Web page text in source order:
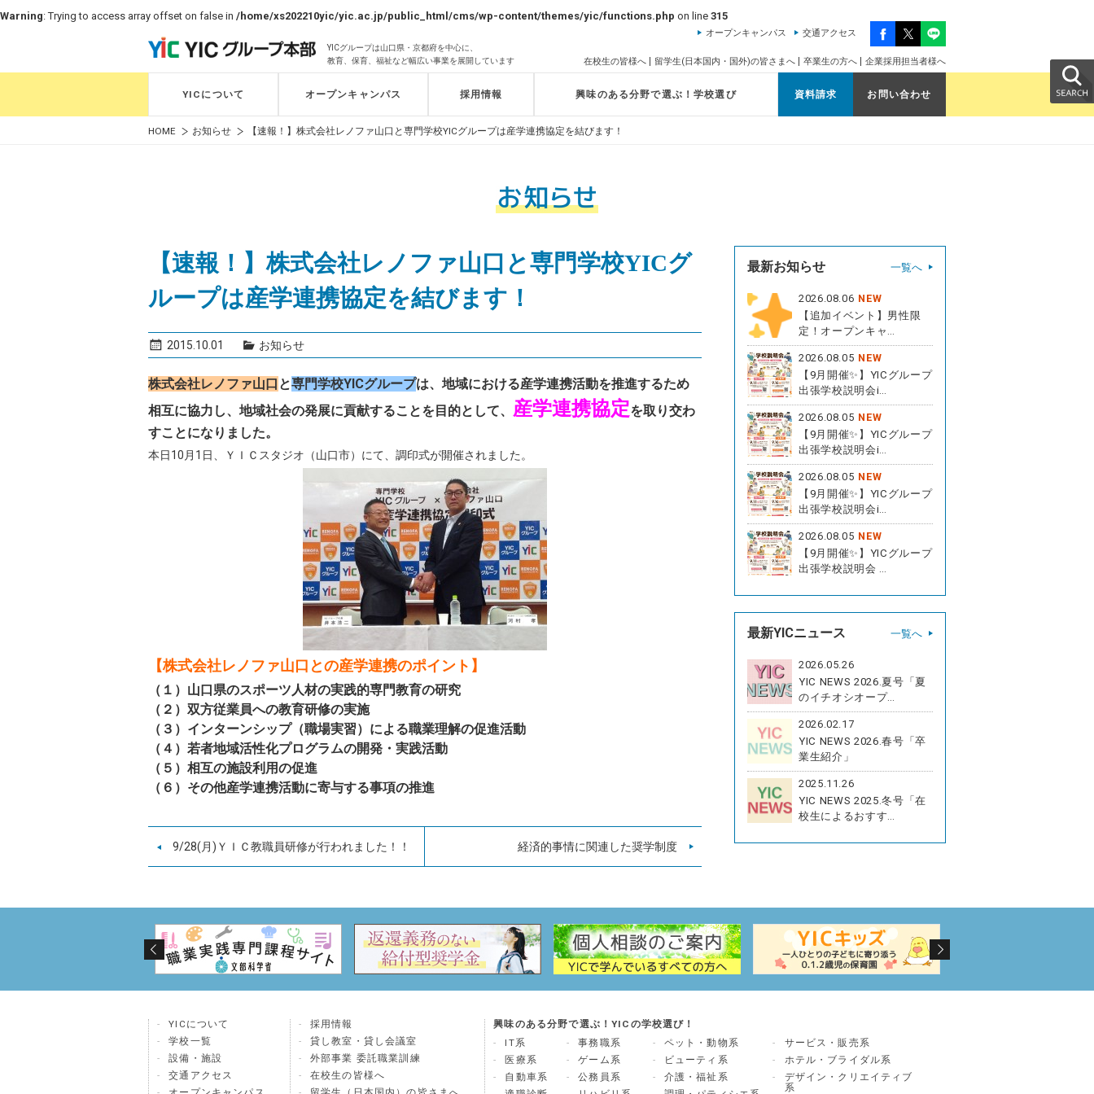
Warning: Trying to access array offset on false in /home/xs202210yic/yic.ac.jp/public_html/cms/wp-content/themes/yic/functions.php on line 315
YICグループは山口県・京都府を中心に、
教育、保育、福祉など幅広い事業を展開しています
在校生の皆様へ 留学生(日本国内・国外)の皆さまへ 卒業生の方へ 企業採用担当者様へ
オープンキャンパス 交通アクセス
YICについて オープンキャンパス 採用情報 興味のある分野で選ぶ！学校選び 資料請求 お問い合わせ
HOME お知らせ 【速報！】株式会社レノファ山口と専門学校YICグループは産学連携協定を結びます！
【速報！】株式会社レノファ山口と専門学校YICグ
ループは産学連携協定を結びます！
2015.10.01 お知らせ
株式会社レノファ山口 と専門学校YICグループは、地域における産学連携活動を推進するため
相互に協力し、 地域社会の発展に貢献することを目的として、 産学連携協定を取り交わ
すことになりました。
本日10月1日、ＹＩＣスタジオ（山口市）にて、調印式が開催されました。
【株式会社レノファ山口との産学連携のポイント】
（１）山口県のスポーツ人材の実践的専門教育の研究
（２）双方従業員への教育研修の実施
（３）インターンシップ（職場実習）による職業理解の促進活動
（４）若者地域活性化プログラムの開発・実践活動
（５）相互の施設利用の促進
（６）その他産学連携活動に寄与する事項の推進
9/28(月)ＹＩＣ教職員研修が行われました！！ 経済的事情に関連した奨学制度
最新お知らせ 一覧へ
2026.08.06 NEW
【追加イベント】男性限
定！オープンキャ…
2026.08.05 NEW
【9月開催✨】YICグループ
出張学校説明会i…
2026.08.05 NEW
【9月開催✨】YICグループ
出張学校説明会i…
2026.08.05 NEW
【9月開催✨】YICグループ
出張学校説明会i…
2026.08.05 NEW
【9月開催✨】YICグループ
出張学校説明会 …
最新YICニュース 一覧へ
2026.05.26
YIC NEWS 2026.夏号「夏
のイチオシオープ…
2026.02.17
YIC NEWS 2026.春号「卒
業生紹介」
2025.11.26
YIC NEWS 2025.冬号「在
校生によるおすす…
YICについて
学校一覧
設備・施設
交通アクセス
採用情報
貸し教室・貸し会議室
外部事業 委託職業訓練
在校生の皆様へ
興味のある分野で選ぶ！YICの学校選び！
IT系
医療系
自動車系
事務職系
ゲーム系
公務員系
ペット・動物系
ビューティ系
介護・福祉系
サービス・販売系
ホテル・ブライダル系
デザイン・クリエイティブ
系